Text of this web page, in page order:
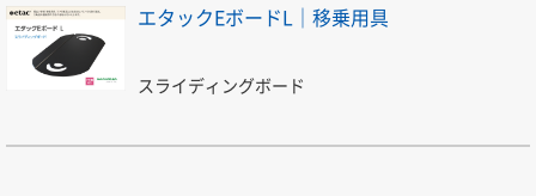
エタックEボードL｜移乗用具
スライディングボード